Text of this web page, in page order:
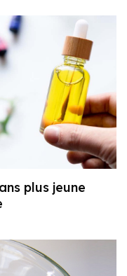
plus jeune